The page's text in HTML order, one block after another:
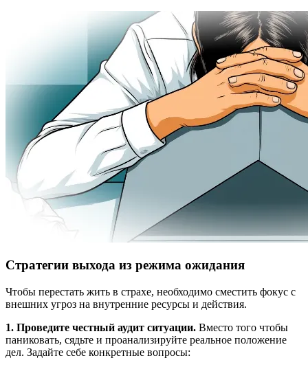
Стратегии выхода из режима ожидания
Чтобы перестать жить в страхе, необходимо сместить фокус с
внешних угроз на внутренние ресурсы и действия.
1. Проведите честный аудит ситуации. Вместо того чтобы
паниковать, сядьте и проанализируйте реальное положение
дел. Задайте себе конкретные вопросы: